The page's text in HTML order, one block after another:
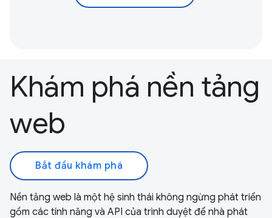
Khám phá nền tảng
web
Bắt đầu khám phá
Nền tảng web là một hệ sinh thái không ngừng phát triển
gồm các tính năng và API của trình duyệt để nhà phát